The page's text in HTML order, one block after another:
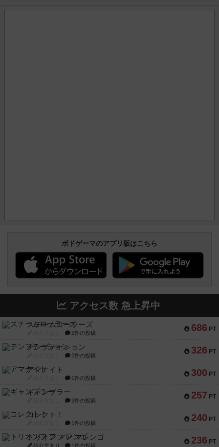
ボドゲーマのアプリ版はこちら
アクセス数 急上昇中
686 PT
スチームローラーズ
2件の投稿
326 PT
テンプテーション
2件の投稿
300 PT
アマナイト
1件の投稿
257 PT
ギャンブラー
2件の投稿
240 PT
コレクト！
1件の投稿
236 PT
トリオンフ ア マレンゴ
紹介文あり 1件の投稿